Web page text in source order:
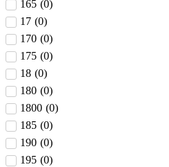
165 (0)
17 (0)
170 (0)
175 (0)
18 (0)
180 (0)
1800 (0)
185 (0)
190 (0)
195 (0)